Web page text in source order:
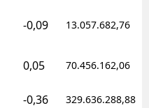
-0,09 13.057.682,76
0,05 70.456.162,06
-0,36 329.636.288,88